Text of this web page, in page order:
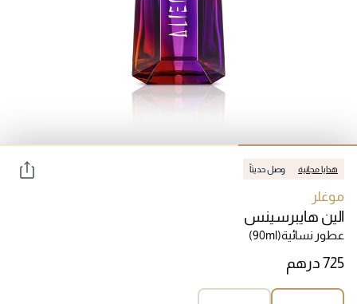
هدايا مجانية وصل حديثاً
موغلر
الين هايبرسينس
عطور نسائية(90ml)